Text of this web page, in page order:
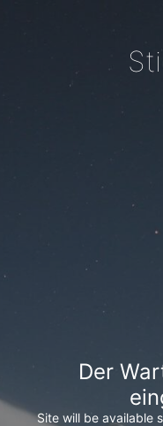
Der
Site will be available